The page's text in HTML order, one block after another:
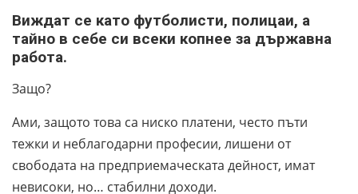
Виждат се като футболисти, полицаи, а
тайно в себе си всеки копнее за държавна
работа.
Защо?
Ами, защото това са ниско платени, често пъти
тежки и неблагодарни професии, лишени от
свободата на предприемаческата дейност, имат
невисоки, но… стабилни доходи.